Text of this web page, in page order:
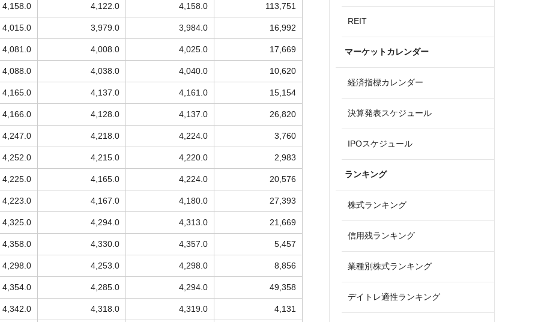
4,158.0 4,122.0 4,158.0 113,751
4,015.0 3,979.0 3,984.0 16,992
4,081.0 4,008.0 4,025.0 17,669
4,088.0 4,038.0 4,040.0 10,620
4,165.0 4,137.0 4,161.0 15,154
4,166.0 4,128.0 4,137.0 26,820
4,247.0 4,218.0 4,224.0 3,760
4,252.0 4,215.0 4,220.0 2,983
4,225.0 4,165.0 4,224.0 20,576
4,223.0 4,167.0 4,180.0 27,393
4,325.0 4,294.0 4,313.0 21,669
4,358.0 4,330.0 4,357.0 5,457
4,298.0 4,253.0 4,298.0 8,856
4,354.0 4,285.0 4,294.0 49,358
4,342.0 4,318.0 4,319.0 4,131
REIT
マーケットカレンダー
経済指標カレンダー
決算発表スケジュール
IPOスケジュール
ランキング
株式ランキング
信用残ランキング
業種別株式ランキング
デイトレ適性ランキング